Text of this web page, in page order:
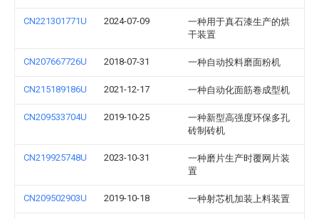
CN221301771U 2024-07-09
一种用于真石漆生产的烘
干装置
CN207667726U 2018-07-31 一种自动投料磨面粉机
CN215189186U 2021-12-17 一种自动化面筋卷成型机
CN209533704U 2019-10-25
一种新型高强度环保多孔
砖制砖机
CN219925748U 2023-10-31
一种磨片生产时覆网片装
置
CN209502903U 2019-10-18 一种射芯机加装上料装置